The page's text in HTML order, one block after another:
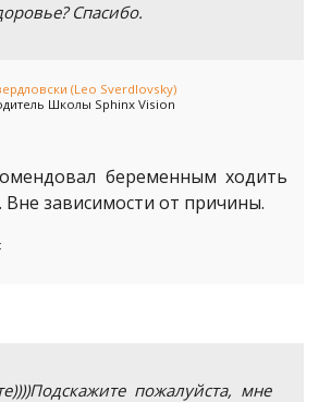
Спасибо.
(Leo Sverdlovsky)
Школы Sphinx Vision
беременным ходить
зависимости от причины.
пожалуйста, мне